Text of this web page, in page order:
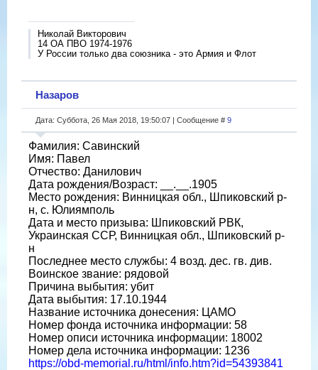
Николай Викторович
14 ОА ПВО 1974-1976
У России только два союзника - это Армия и Флот
Назаров
Дата: Суббота, 26 Мая 2018, 19:50:07 | Сообщение # 9
Фамилия: Савинский
Имя: Павел
Отчество: Данилович
Дата рождения/Возраст: __.__.1905
Место рождения: Винницкая обл., Шпиковский р-
н, с. Юлиямполь
Дата и место призыва: Шпиковский РВК,
Украинская ССР, Винницкая обл., Шпиковский р-
н
Последнее место службы: 4 возд. дес. гв. див.
Воинское звание: рядовой
Причина выбытия: убит
Дата выбытия: 17.10.1944
Название источника донесения: ЦАМО
Номер фонда источника информации: 58
Номер описи источника информации: 18002
Номер дела источника информации: 1236
https://obd-memorial.ru/html/info.htm?id=54393841